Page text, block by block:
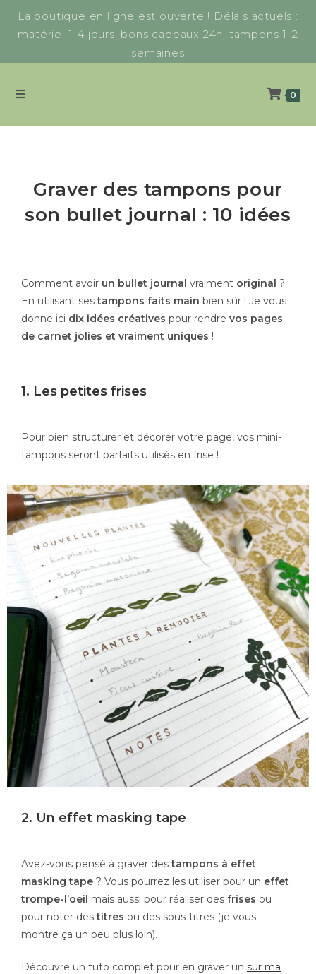
La boutique en ligne est ouverte ! Délais actuels :
matériel 1-4 jours, bons cadeaux 24h, tampons 1-2
semaines
0
Graver des tampons pour
son bullet journal : 10 idées
Comment avoir un bullet journal vraiment original ?
En utilisant sestampons faits main bien sûr ! Je vous
donne ici dix idées créatives pour rendre vos pages
de carnet jolies et vraiment uniques !
1. Les petites frises
Pour bien structurer et décorer votre page, vos mini-
tampons seront parfaits utilisés en frise !
2. Un effet masking tape
Avez-vous pensé à graver destampons à effet
masking tape ? Vous pourrez les utiliser pour un effet
trompe-l’oeil mais aussi pour réaliser des frises ou
pour noter destitres ou des sous-titres (je vous
montre ça un peu plus loin).
Découvre un tuto complet pour en graver un sur ma